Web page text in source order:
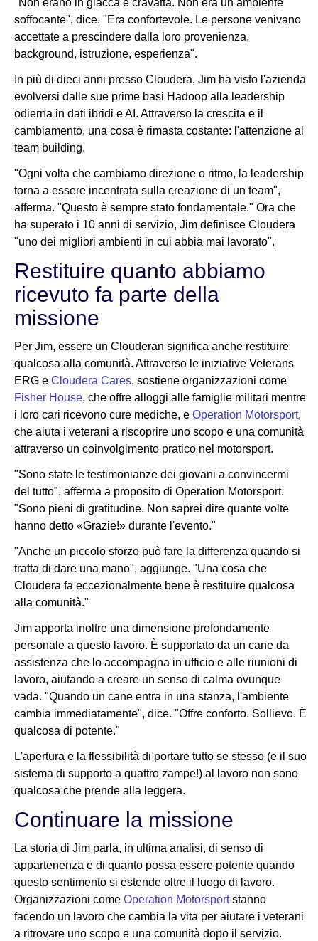
"Non erano in giacca e cravatta. Non era un ambiente
soffocante", dice. "Era confortevole. Le persone venivano
accettate a prescindere dalla loro provenienza,
background, istruzione, esperienza".
In più di dieci anni presso Cloudera, Jim ha visto l'azienda
evolversi dalle sue prime basi Hadoop alla leadership
odierna in dati ibridi e AI. Attraverso la crescita e il
cambiamento, una cosa è rimasta costante: l'attenzione al
team building.
"Ogni volta che cambiamo direzione o ritmo, la leadership
torna a essere incentrata sulla creazione di un team",
afferma. "Questo è sempre stato fondamentale." Ora che
ha superato i 10 anni di servizio, Jim definisce Cloudera
"uno dei migliori ambienti in cui abbia mai lavorato".
Restituire quanto abbiamo
ricevuto fa parte della
missione
Per Jim, essere un Clouderan significa anche restituire
qualcosa alla comunità. Attraverso le iniziative Veterans
ERG e Cloudera Cares, sostiene organizzazioni come
Fisher House, che offre alloggi alle famiglie militari mentre
i loro cari ricevono cure mediche, e Operation Motorsport,
che aiuta i veterani a riscoprire uno scopo e una comunità
attraverso un coinvolgimento pratico nel motorsport.
"Sono state le testimonianze dei giovani a convincermi
del tutto", afferma a proposito di Operation Motorsport.
"Sono pieni di gratitudine. Non saprei dire quante volte
hanno detto «Grazie!» durante l'evento."
"Anche un piccolo sforzo può fare la differenza quando si
tratta di dare una mano", aggiunge. "Una cosa che
Cloudera fa eccezionalmente bene è restituire qualcosa
alla comunità."
Jim apporta inoltre una dimensione profondamente
personale a questo lavoro. È supportato da un cane da
assistenza che lo accompagna in ufficio e alle riunioni di
lavoro, aiutando a creare un senso di calma ovunque
vada. "Quando un cane entra in una stanza, l'ambiente
cambia immediatamente", dice. "Offre conforto. Sollievo. È
qualcosa di potente."
L'apertura e la flessibilità di portare tutto se stesso (e il suo
sistema di supporto a quattro zampe!) al lavoro non sono
qualcosa che prende alla leggera.
Continuare la missione
La storia di Jim parla, in ultima analisi, di senso di
appartenenza e di quanto possa essere potente quando
questo sentimento si estende oltre il luogo di lavoro.
Organizzazioni come Operation Motorsportstanno
facendo un lavoro che cambia la vita per aiutare i veterani
a ritrovare uno scopo e una comunità dopo il servizio.